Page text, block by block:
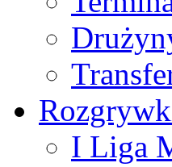
I Liga